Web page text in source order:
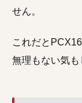
せん。
これだと
無理もない気も